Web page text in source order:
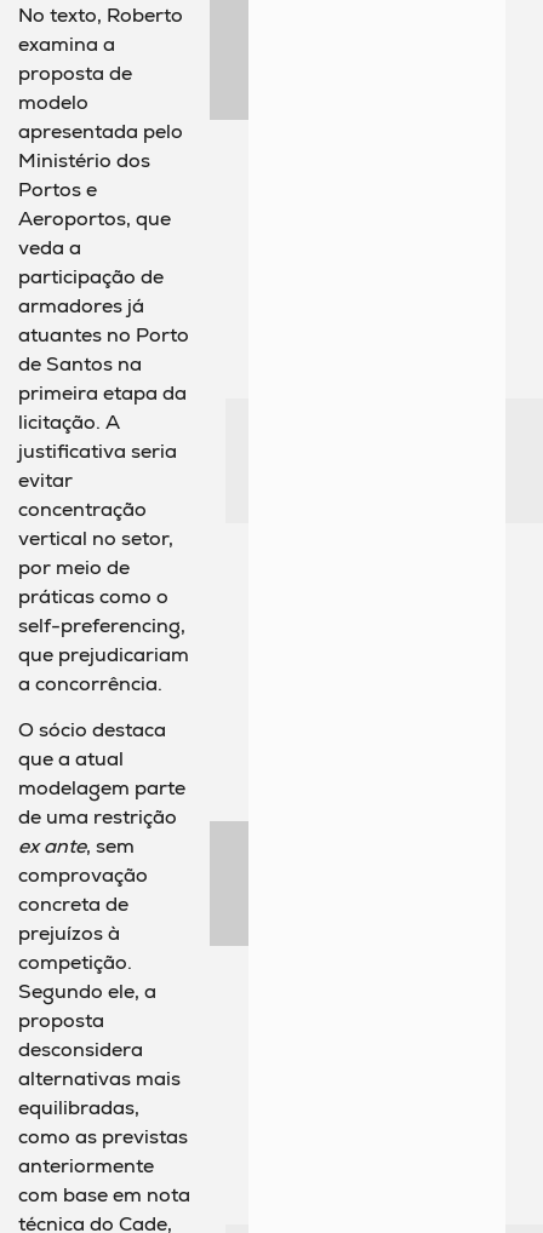
No texto, Roberto
examina a
proposta de
modelo
apresentada pelo
Ministério dos
Portos e
Aeroportos, que
veda a
participação de
armadores já
atuantes no Porto
de Santos na
primeira etapa da
licitação. A
justificativa seria
evitar
concentração
vertical no setor,
por meio de
práticas como o
self-preferencing,
que prejudicariam
a concorrência.
O sócio destaca
que a atual
modelagem parte
de uma restrição
ex ante, sem
comprovação
concreta de
prejuízos à
competição.
Segundo ele, a
proposta
desconsidera
alternativas mais
equilibradas,
como as previstas
anteriormente
com base em nota
técnica do Cade,